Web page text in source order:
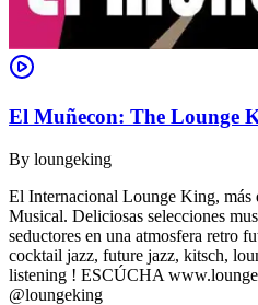
El Muñecon: The Lounge
By loungeking
El Internacional Lounge King, más
Musical. Deliciosas selecciones
seductores en una atmosfera retro
cocktail jazz, future jazz, kitsch,
listening ! ESCÚCHA
@loungeking